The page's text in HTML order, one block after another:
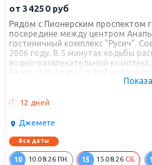
от 34250 руб
Рядом с Пионерским проспектом
посередине между центром
гостиничный комплекс "Русич".
2006 году. В 5 минутах ходьбы
водно-развлекательный
песчаный пляж с различными
12 дней
Джемете
Все даты
10 10.08.26 ПН. 15 15.08.26 СБ.